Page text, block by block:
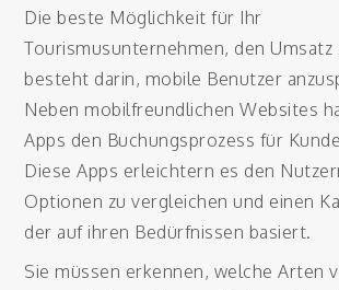
Die beste Möglichkeit für Ihr
Tourismusunternehmen, den Umsatz
besteht darin, mobile Benutzer
Neben mobilfreundlichen Websites
Apps den Buchungsprozess für
Diese Apps erleichtern es den
Optionen zu vergleichen und einen
der auf ihren Bedürfnissen basiert.
Sie müssen erkennen, welche Arten